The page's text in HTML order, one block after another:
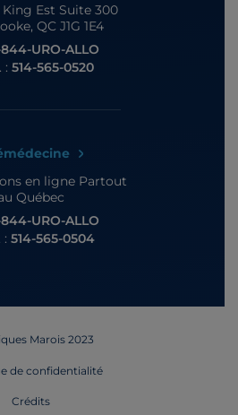
King Est Suite 300
QC J1G 1E4
844-URO-ALLO
: 514-565-0520
en ligne Partout
Québec
844-URO-ALLO
: 514-565-0504
Marois 2023
de confidentialité
Crédits